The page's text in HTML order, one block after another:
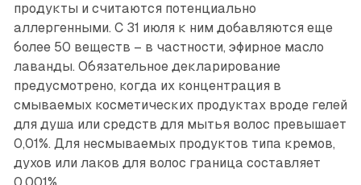
продукты и считаются потенциально
аллергенными. С 31 июля к ним добавляются еще
более 50 веществ – в частности, эфирное масло
лаванды. Обязательное декларирование
предусмотрено, когда их концентрация в
смываемых косметических продуктах вроде гелей
для душа или средств для мытья волос превышает
0,01%. Для несмываемых продуктов типа кремов,
духов или лаков для волос граница составляет